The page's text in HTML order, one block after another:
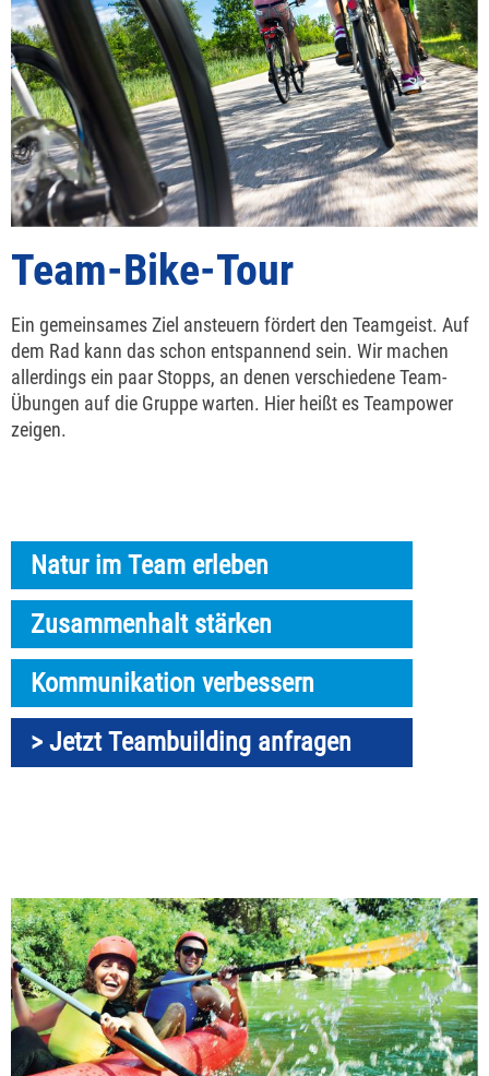
Team-Bike-Tour
Ein gemeinsames Ziel ansteuern fördert den Teamgeist. Auf
dem Rad kann das schon entspannend sein. Wir machen
allerdings ein paar Stopps, an denen verschiedene Team-
Übungen auf die Gruppe warten. Hier heißt es Teampower
zeigen.
Natur im Team erleben
Zusammenhalt stärken
Kommunikation verbessern
> Jetzt Teambuilding anfragen